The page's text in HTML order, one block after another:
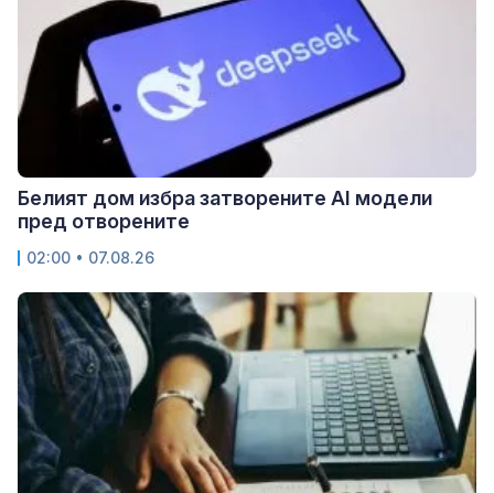
Белият дом избра затворените AI модели
пред отворените
02:00 • 07.08.26